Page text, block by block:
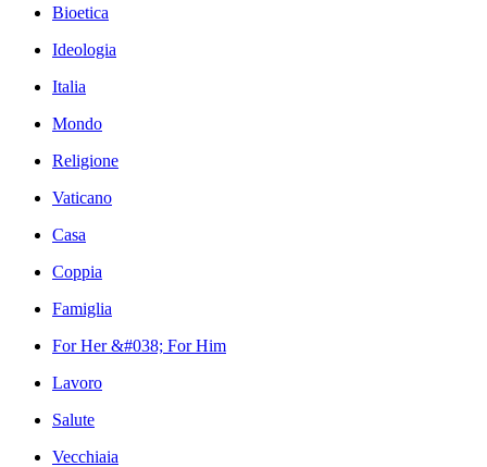
Bioetica
Ideologia
Italia
Mondo
Religione
Vaticano
Casa
Coppia
Famiglia
For Her &#038; For Him
Lavoro
Salute
Vecchiaia